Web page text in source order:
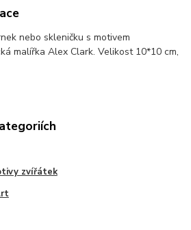
nebo skleničku s motivem
malířka Alex Clark. Velikost 10*10 cm,
zvířátek